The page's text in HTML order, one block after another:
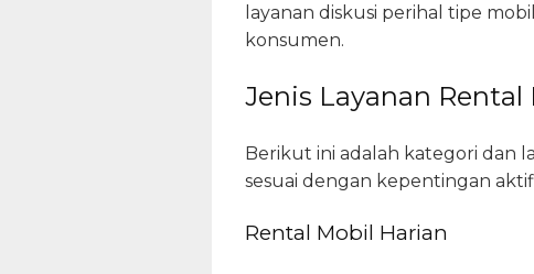
layanan diskusi perihal tipe
konsumen.
Jenis Layanan
Berikut ini adalah kategori dan
sesuai dengan kepentingan
Rental Mobil Harian